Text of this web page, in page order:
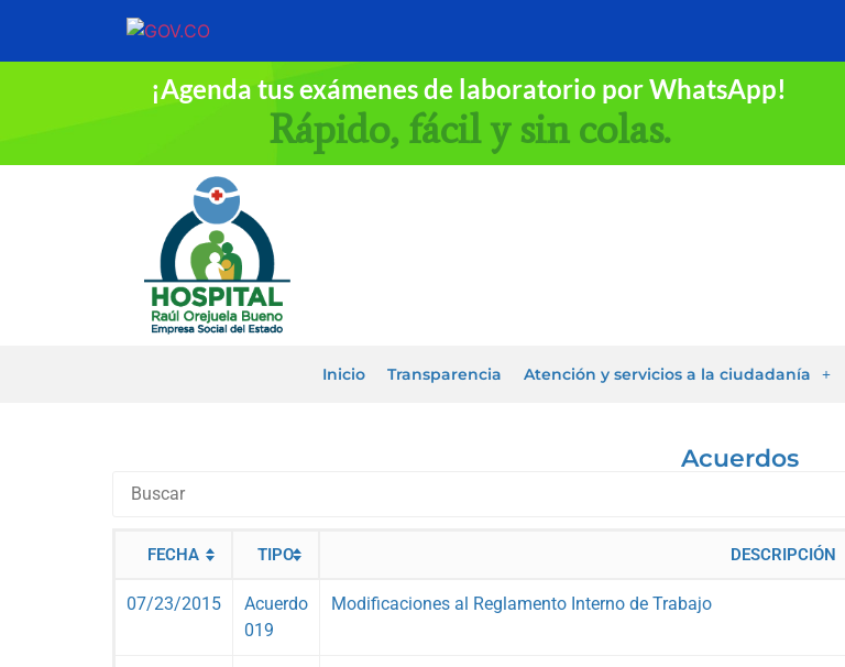
¡Agenda tus exámenes de laboratorio por WhatsApp!
Rápido, fácil y sin colas.
Inicio Transparencia Atención y servicios a la ciudadanía
Acuerdos
FECHA TIPO DESCRIPCIÓN
07/23/2015
Acuerdo
019
Modificaciones al Reglamento Interno de Trabajo